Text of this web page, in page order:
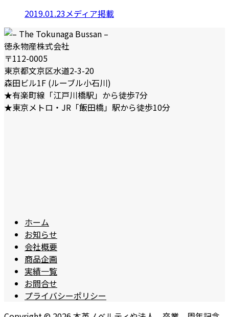
2019.01.23メディア掲載
徳永物産株式会社
〒112-0005
東京都文京区水道2-3-20
森田ビル1F (ルーブル小石川)
★有楽町線「江戸川橋駅」から徒歩7分
★東京メトロ・JR「飯田橋」駅から徒歩10分
ホーム
お知らせ
会社概要
商品企画
実績一覧
お問合せ
プライバシーポリシー